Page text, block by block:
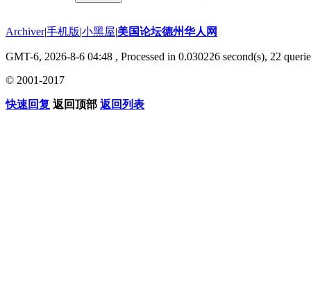
Archiver|手机版|小黑屋|美国论坛德州华人网
GMT-6, 2026-8-6 04:48 , Processed in 0.030226 second(s), 22
© 2001-2017
快速回复 返回顶部 返回列表